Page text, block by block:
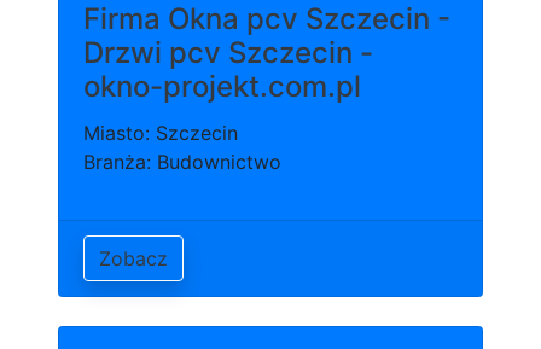
Firma Okna pcv Szczecin -
Drzwi pcv Szczecin -
okno-projekt.com.pl
Miasto: Szczecin
Branża: Budownictwo
Zobacz